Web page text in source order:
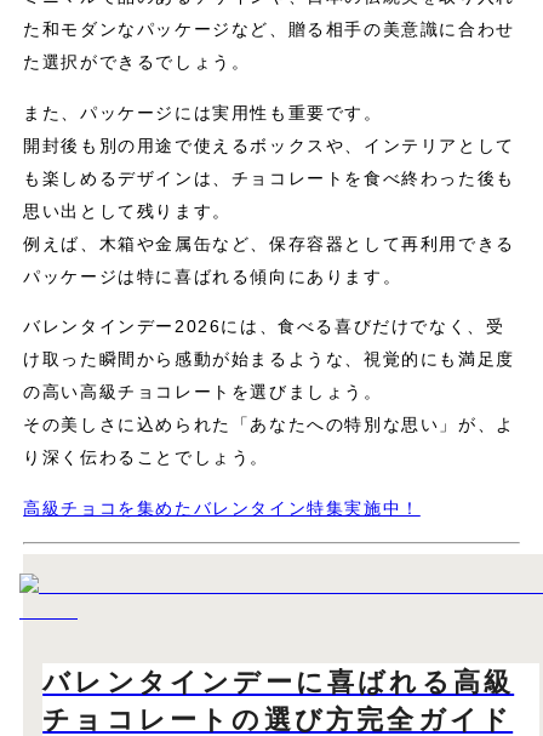
た和モダンなパッケージなど、贈る相手の美意識に合わせ
た選択ができるでしょう。
また、パッケージには実用性も重要です。
開封後も別の用途で使えるボックスや、インテリアとして
も楽しめるデザインは、チョコレートを食べ終わった後も
思い出として残ります。
例えば、木箱や金属缶など、保存容器として再利用できる
パッケージは特に喜ばれる傾向にあります。
バレンタインデー2026には、食べる喜びだけでなく、受
け取った瞬間から感動が始まるような、視覚的にも満足度
の高い高級チョコレートを選びましょう。
その美しさに込められた「あなたへの特別な思い」が、よ
り深く伝わることでしょう。
高級チョコを集めたバレンタイン特集実施中！
バレンタインデーに喜ばれる高級
チョコレートの選び方完全ガイド